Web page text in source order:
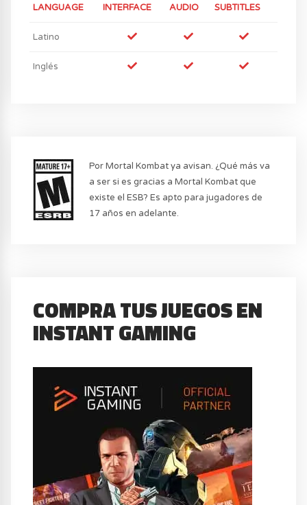
LANGUAGE INTERFACE AUDIO SUBTITLES
Latino
Inglés
Por Mortal Kombat ya avisan. ¿Qué más va
a ser si es gracias a Mortal Kombat que
existe el ESB? Es apto para jugadores de
17 años en adelante.
COMPRA TUS JUEGOS EN
INSTANT GAMING